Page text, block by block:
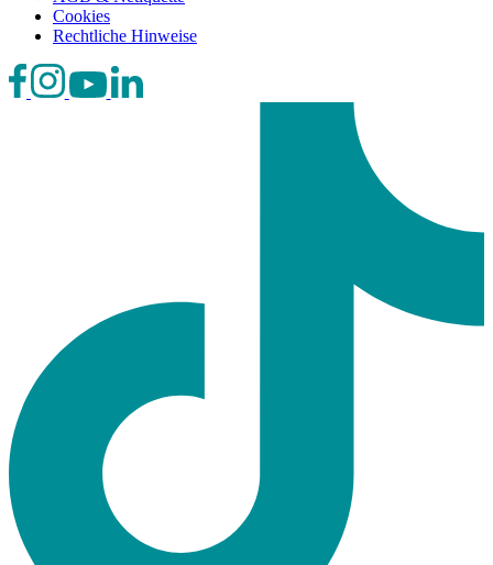
Cookies
Rechtliche Hinweise